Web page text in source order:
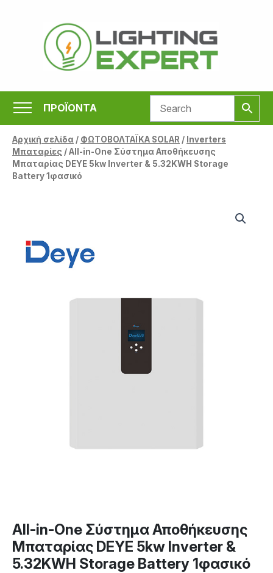
περιεχόμενο
ΠΡΟΪΟΝΤΑ
Αρχική σελίδα/ ΦΩΤΟΒΟΛΤΑΪΚΑ SOLAR / Inverters
Μπαταρίες / All-in-One Σύστημα Αποθήκευσης
Μπαταρίας DEYE 5kw Inverter & 5.32KWH Storage
Battery 1φασικό
All-in-One Σύστημα Αποθήκευσης
Μπαταρίας DEYE 5kw Inverter &
5.32KWH Storage Battery 1φασικό